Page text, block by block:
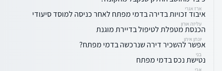
ארז אגרי
איבוד זכויות בדירה בדמי מפתח לאחר כניסה למוסד סיעודי
עליזה אורון
הכנסת מטפלת לטיפול בדיירת מוגנת
יונתן איתן
אפשר להשכיר דירה שנרכשה בדמי מפתח?
בני
נטישת נכס בדמי מפתח
אבי